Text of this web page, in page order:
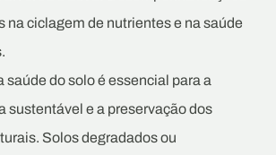
na ciclagem de nutrientes e na saúde
saúde do solo é essencial para a
sustentável e a preservação dos
Solos degradados ou